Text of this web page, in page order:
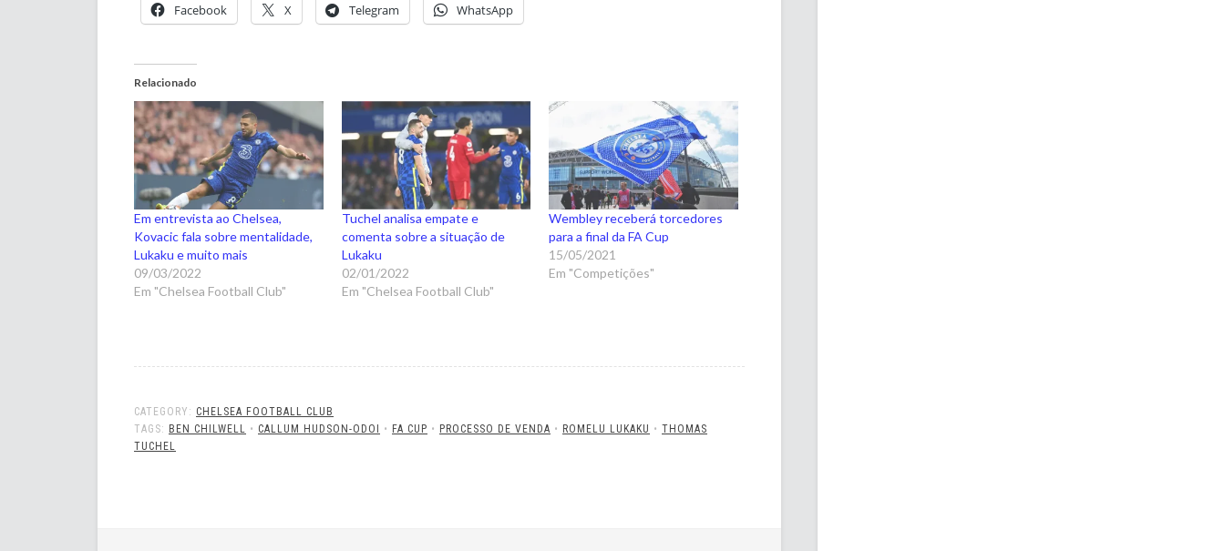
Facebook X Telegram WhatsApp
Relacionado
Em entrevista ao Chelsea,
Kovacic fala sobre mentalidade,
Lukaku e muito mais
09/03/2022
Em "Chelsea Football Club"
Tuchel analisa empate e
comenta sobre a situação de
Lukaku
02/01/2022
Em "Chelsea Football Club"
Wembley receberá torcedores
para a final da FA Cup
15/05/2021
Em "Competições"
CATEGORY: CHELSEA FOOTBALL CLUB
TAGS: BEN CHILWELL • CALLUM HUDSON-ODOI • FA CUP • PROCESSO DE VENDA • ROMELU LUKAKU • THOMAS
TUCHEL